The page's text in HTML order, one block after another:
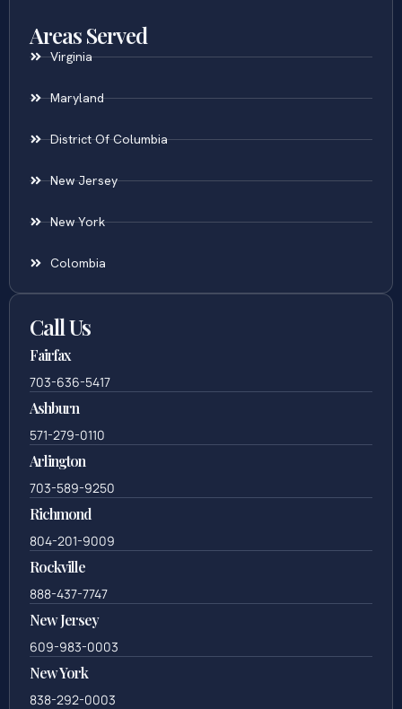
Areas Served
Virginia
Maryland
District Of Columbia
New Jersey
New York
Colombia
Call Us
Fairfax
703-636-5417
Ashburn
571-279-0110
Arlington
703-589-9250
Richmond
804-201-9009
Rockville
888-437-7747
New Jersey
609-983-0003
New York
838-292-0003